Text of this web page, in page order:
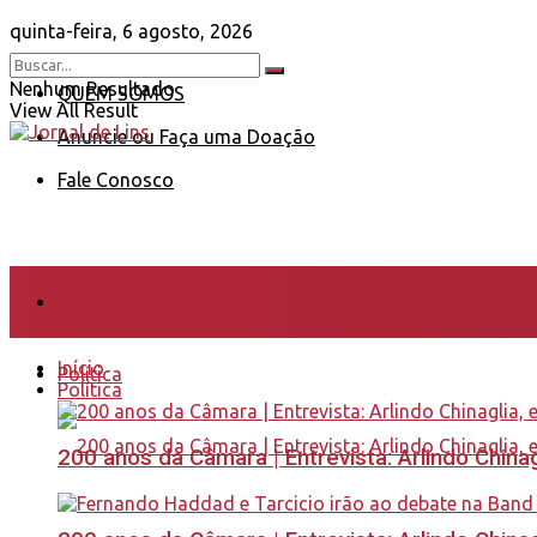
quinta-feira, 6 agosto, 2026
QUEM SOMOS
Anuncie ou Faça uma Doação
Fale Conosco
Nenhum Resultado
View All Result
Política
Início
Política
200 anos da Câmara | Entrevista: Arlindo